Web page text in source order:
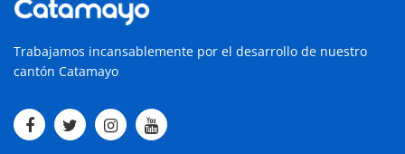
Trabajamos incansablemente por el desarrollo de nuestro
cantón Catamayo